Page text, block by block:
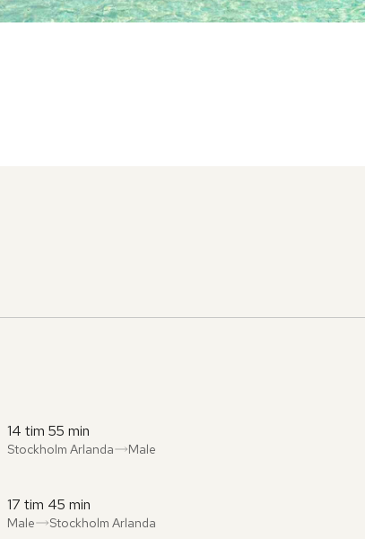
14 tim 55 min
Från:
Stockholm Arlanda
,till: Male
17 tim 45 min
Från:
Male
,till: Stockholm Arlanda